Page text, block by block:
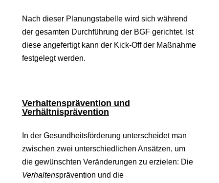
Nach dieser Planungstabelle wird sich während
der gesamten Durchführung der BGF gerichtet. Ist
diese angefertigt kann der Kick-Off der Maßnahme
festgelegt werden.
Verhaltensprävention und
Verhältnisprävention
In der Gesundheitsförderung unterscheidet man
zwischen zwei unterschiedlichen Ansätzen, um
die gewünschten Veränderungen zu erzielen: Die
Verhaltensprävention und die